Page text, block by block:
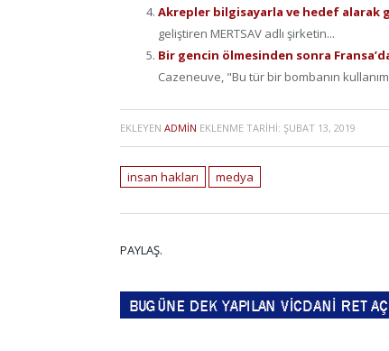
Akrepler bilgisayarla ve hedef alarak
geliştiren MERTSAV adlı şirketin...
Bir gencin ölmesinden sonra
Cazeneuve, "Bu tür bir bombanın
EKLEYEN ADMIN EKLENME TARIHI: ŞUBAT 13, 2019
insan hakları medya
PAYLAŞ.